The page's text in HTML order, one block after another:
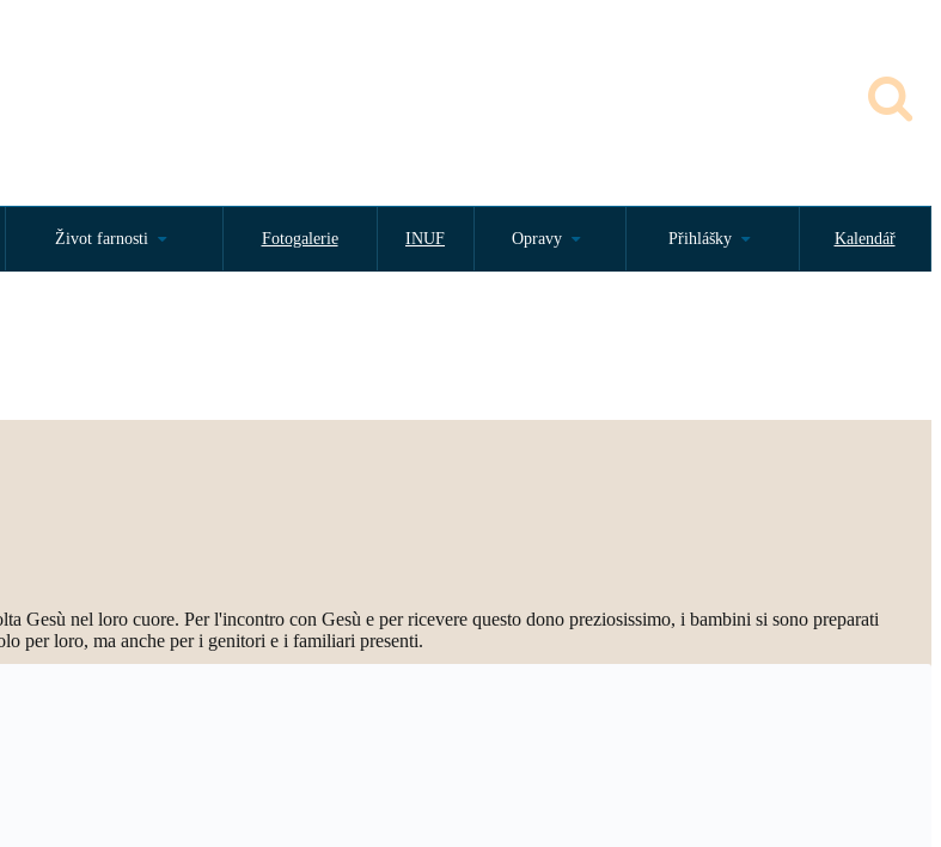
Život farnosti Fotogalerie INUF Opravy Přihlášky Kalendář
Gesù nel loro cuore. Per l'incontro con Gesù e per ricevere questo dono preziosissimo, i bambini si sono preparati
per loro, ma anche per i genitori e i familiari presenti.